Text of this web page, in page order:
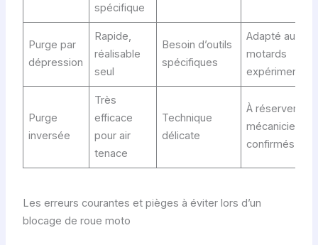
spécifique
Purge par
dépression
Rapide,
réalisable
seul
Besoin d’outils
spécifiques
Adapté aux
motards
expérimentés
Purge
inversée
Très
efficace
pour air
tenace
Technique
délicate
À réserver aux
mécaniciens
confirmés
Les erreurs courantes et pièges à éviter lors d’un
blocage de roue moto